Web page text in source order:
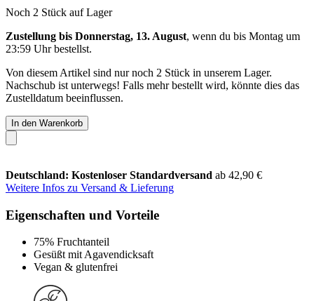
Noch 2 Stück auf Lager
Zustellung bis Donnerstag, 13. August, wenn du bis Montag um
23:59 Uhrbestellst.
Von diesem Artikel sind nur noch 2 Stück in unserem Lager.
Nachschub ist unterwegs! Falls mehr bestellt wird, könnte dies das
Zustelldatum beeinflussen.
In den Warenkorb
Deutschland: Kostenloser Standardversand ab 42,90 €
Weitere Infos zu Versand & Lieferung
Eigenschaften und Vorteile
75% Fruchtanteil
Gesüßt mit Agavendicksaft
Vegan & glutenfrei